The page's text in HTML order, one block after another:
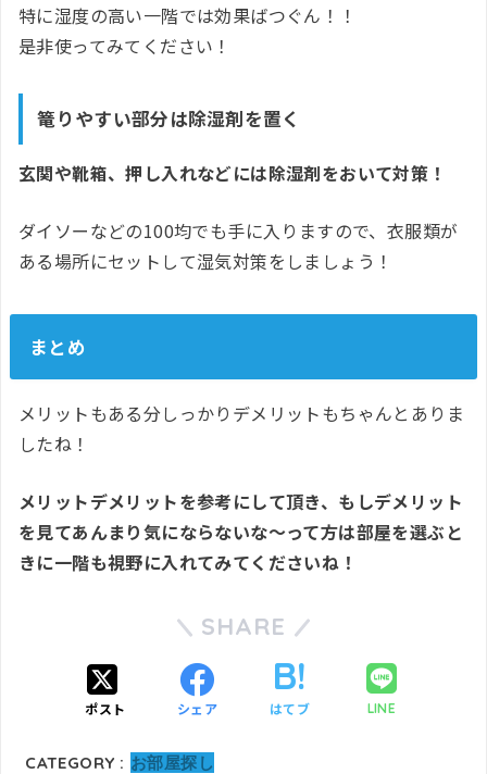
特に湿度の高い一階では効果ばつぐん！！
是非使ってみてください！
篭りやすい部分は除湿剤を置く
玄関や靴箱、押し入れなどには除湿剤をおいて対策！
ダイソーなどの100均でも手に入りますので、衣服類が
ある場所にセットして湿気対策をしましょう！
まとめ
メリットもある分しっかりデメリットもちゃんとありま
したね！
メリットデメリットを参考にして頂き、もしデメリット
を見てあんまり気にならないな～って方は部屋を選ぶと
きに一階も視野に入れてみてくださいね！
SHARE
ポスト シェア はてブ LINE
CATEGORY : お部屋探し